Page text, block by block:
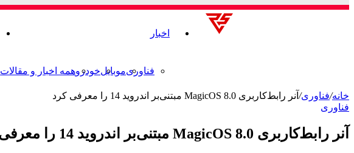
اخبار
فناوریموبایلخودروهمه اخبار و مقالات
خانه/فناوری/ آنر رابط‌کاربری MagicOS 8.0 مبتنی‌بر اندروید 14 را معرفی کرد
فناوری
آنر رابط‌کاربری MagicOS 8.0 مبتنی‌بر اندروید 14 را معرفی کرد